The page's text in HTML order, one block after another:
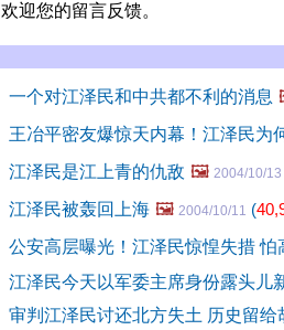
欢迎您的留言反馈。
一个对江泽民和中共都不利的消息
王冶平密友爆惊天内幕！江泽民为
江泽民是江上青的仇敌 🖼️ 2004/10/13
江泽民被轰回上海 🖼️ 2004/10/11 (
公安高层曝光！江泽民惊惶失措 怕
江泽民今天以军委主席身份露头儿
审判江泽民讨还北方失土 历史留给